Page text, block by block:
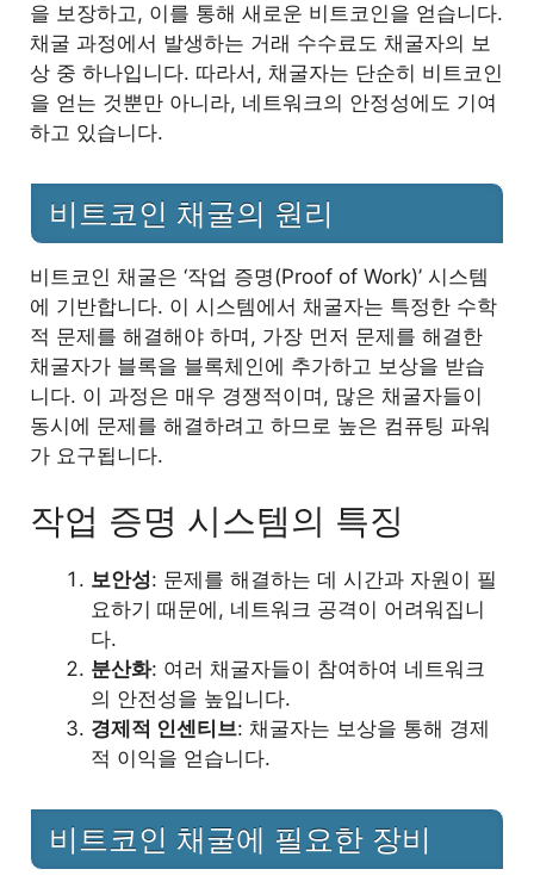
6 비트코인 채굴의 수익성 분석
6.1 수익성 계산의 중요성
7 비트코인 채굴의 미래 전망
7.1 예측 가능한 변화
8 마치며
을 보장하고, 이를 통해 새로운 비트코인을 얻습니다.
채굴 과정에서 발생하는 거래 수수료도 채굴자의 보
상 중 하나입니다. 따라서, 채굴자는 단순히 비트코인
을 얻는 것뿐만 아니라, 네트워크의 안정성에도 기여
하고 있습니다.
비트코인 채굴의 원리
비트코인 채굴은 ‘작업 증명(Proof of Work)’ 시스템
에 기반합니다. 이 시스템에서 채굴자는 특정한 수학
적 문제를 해결해야 하며, 가장 먼저 문제를 해결한
채굴자가 블록을 블록체인에 추가하고 보상을 받습
니다. 이 과정은 매우 경쟁적이며, 많은 채굴자들이
동시에 문제를 해결하려고 하므로 높은 컴퓨팅 파워
가 요구됩니다.
작업 증명 시스템의 특징
보안성: 문제를 해결하는 데 시간과 자원이 필
요하기 때문에, 네트워크 공격이 어려워집니
다.
분산화: 여러 채굴자들이 참여하여 네트워크
의 안전성을 높입니다.
경제적 인센티브: 채굴자는 보상을 통해 경제
적 이익을 얻습니다.
비트코인 채굴에 필요한 장비